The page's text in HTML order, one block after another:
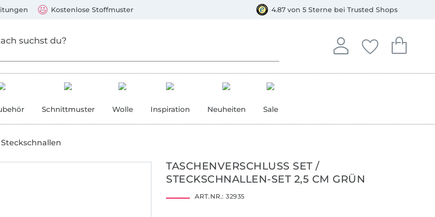
Kostenlose Stoffmuster 4.87 von 5 Sterne bei Trusted Shops
Anmelden
In deinem Konto
Deine
Du hast keine
Dein
Du hast
Schnittmuster Wolle Inspiration Neuheiten Sale
Steckschnallen
TASCHENVERSCHLUSS SET /
STECKSCHNALLEN-SET 2,5 CM GRÜN
ART.NR.: 32935
Mastercard, PayPal, Giropay, Kauf auf Rechnung, Vorkasse